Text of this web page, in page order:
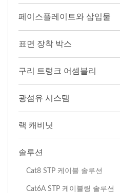
페이스플레이트와 삽입물
표면 장착 박스
구리 트렁크 어셈블리
광섬유 시스템
랙 캐비닛
솔루션
Cat8 STP 케이블 솔루션
Cat6A STP 케이블링 솔루션